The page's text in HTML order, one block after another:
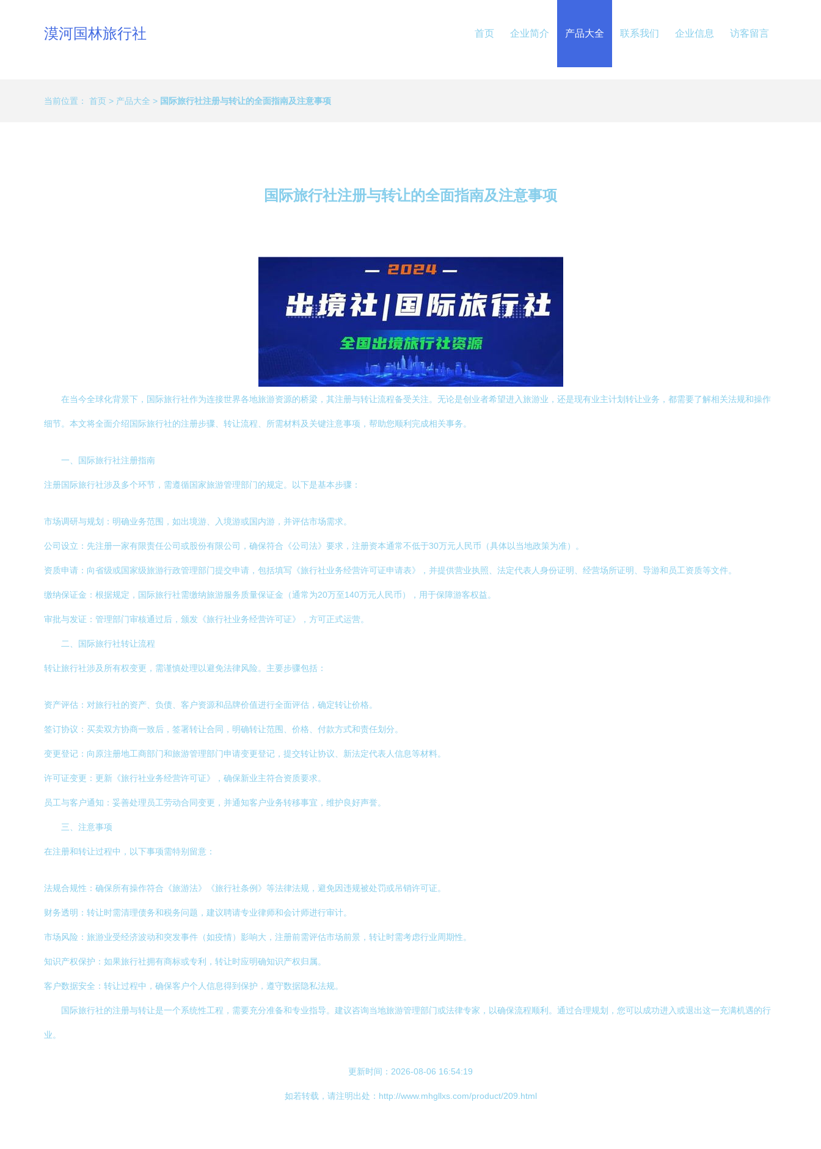
漠河国林旅行社 首页 企业简介 产品大全 联系我们 企业信息 访客留言
当前位置： 首页 > 产品大全 > 国际旅行社注册与转让的全面指南及注意事项
国际旅行社注册与转让的全面指南及注意事项
在当今全球化背景下，国际旅行社作为连接世界各地旅游资源的桥梁，其注册与转让流程备受关注。无论是创业者希望进入旅游业，还是现有业主计划转让业务，都需要了解相关法规和操作
细节。本文将全面介绍国际旅行社的注册步骤、转让流程、所需材料及关键注意事项，帮助您顺利完成相关事务。
一、国际旅行社注册指南
注册国际旅行社涉及多个环节，需遵循国家旅游管理部门的规定。以下是基本步骤：
市场调研与规划：明确业务范围，如出境游、入境游或国内游，并评估市场需求。
公司设立：先注册一家有限责任公司或股份有限公司，确保符合《公司法》要求，注册资本通常不低于30万元人民币（具体以当地政策为准）。
资质申请：向省级或国家级旅游行政管理部门提交申请，包括填写《旅行社业务经营许可证申请表》，并提供营业执照、法定代表人身份证明、经营场所证明、导游和员工资质等文件。
缴纳保证金：根据规定，国际旅行社需缴纳旅游服务质量保证金（通常为20万至140万元人民币），用于保障游客权益。
审批与发证：管理部门审核通过后，颁发《旅行社业务经营许可证》，方可正式运营。
二、国际旅行社转让流程
转让旅行社涉及所有权变更，需谨慎处理以避免法律风险。主要步骤包括：
资产评估：对旅行社的资产、负债、客户资源和品牌价值进行全面评估，确定转让价格。
签订协议：买卖双方协商一致后，签署转让合同，明确转让范围、价格、付款方式和责任划分。
变更登记：向原注册地工商部门和旅游管理部门申请变更登记，提交转让协议、新法定代表人信息等材料。
许可证变更：更新《旅行社业务经营许可证》，确保新业主符合资质要求。
员工与客户通知：妥善处理员工劳动合同变更，并通知客户业务转移事宜，维护良好声誉。
三、注意事项
在注册和转让过程中，以下事项需特别留意：
法规合规性：确保所有操作符合《旅游法》《旅行社条例》等法律法规，避免因违规被处罚或吊销许可证。
财务透明：转让时需清理债务和税务问题，建议聘请专业律师和会计师进行审计。
市场风险：旅游业受经济波动和突发事件（如疫情）影响大，注册前需评估市场前景，转让时需考虑行业周期性。
知识产权保护：如果旅行社拥有商标或专利，转让时应明确知识产权归属。
客户数据安全：转让过程中，确保客户个人信息得到保护，遵守数据隐私法规。
国际旅行社的注册与转让是一个系统性工程，需要充分准备和专业指导。建议咨询当地旅游管理部门或法律专家，以确保流程顺利。通过合理规划，您可以成功进入或退出这一充满机遇的行
业。
更新时间：2026-08-06 16:54:19
如若转载，请注明出处：http://www.mhgllxs.com/product/209.html